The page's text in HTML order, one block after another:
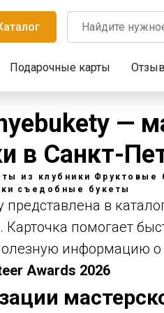
Подарочные карты
—
в Санкт-
из клубники Фруктовые
съедобные букеты
представлена в
Карточка помогает
информацию о
Awards 2026